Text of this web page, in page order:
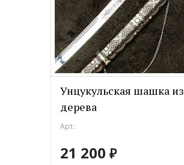
Унцукульская шашка из
дерева
Арт.:
21 200 ₽